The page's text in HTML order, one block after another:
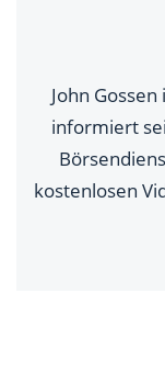
John
informiert
kostenlosen